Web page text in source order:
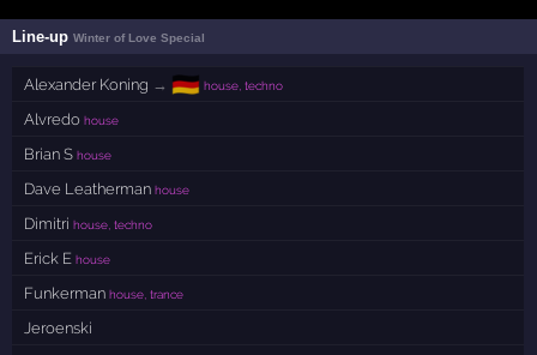
Line-upWinter of Love Special
Alexander Koning → 🇩🇪 house, techno
Alvredo house
Brian S house
Dave Leatherman house
Dimitri house, techno
Erick E house
Funkerman house, trance
Jeroenski